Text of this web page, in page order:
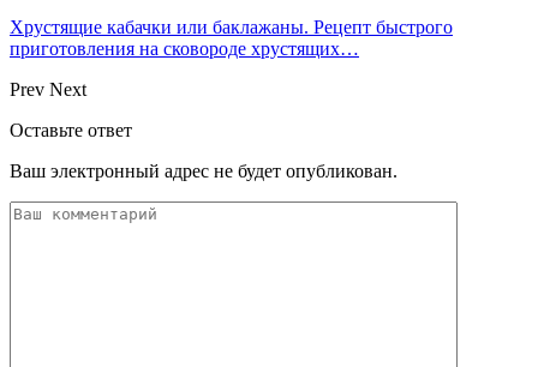
Хрустящие кабачки или баклажаны. Рецепт быстрого
приготовления на сковороде хрустящих…
Prev Next
Оставьте ответ
Ваш электронный адрес не будет опубликован.